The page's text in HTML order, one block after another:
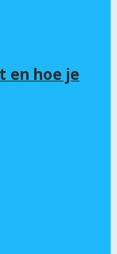
en hoe je